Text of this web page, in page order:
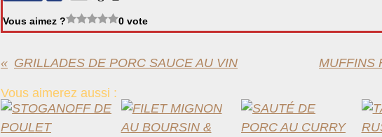
Vous aimez ? 0 vote
GRILLADES DE PORC SAUCE AU VIN MUFFINS
Vous aimerez aussi :